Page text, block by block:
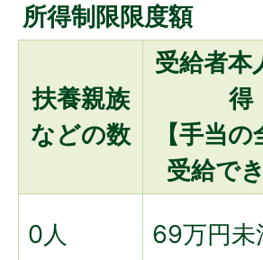
所得制限限度額
扶養親族
などの数
受給者本
得
【手当
受給でき
0人 69万円未